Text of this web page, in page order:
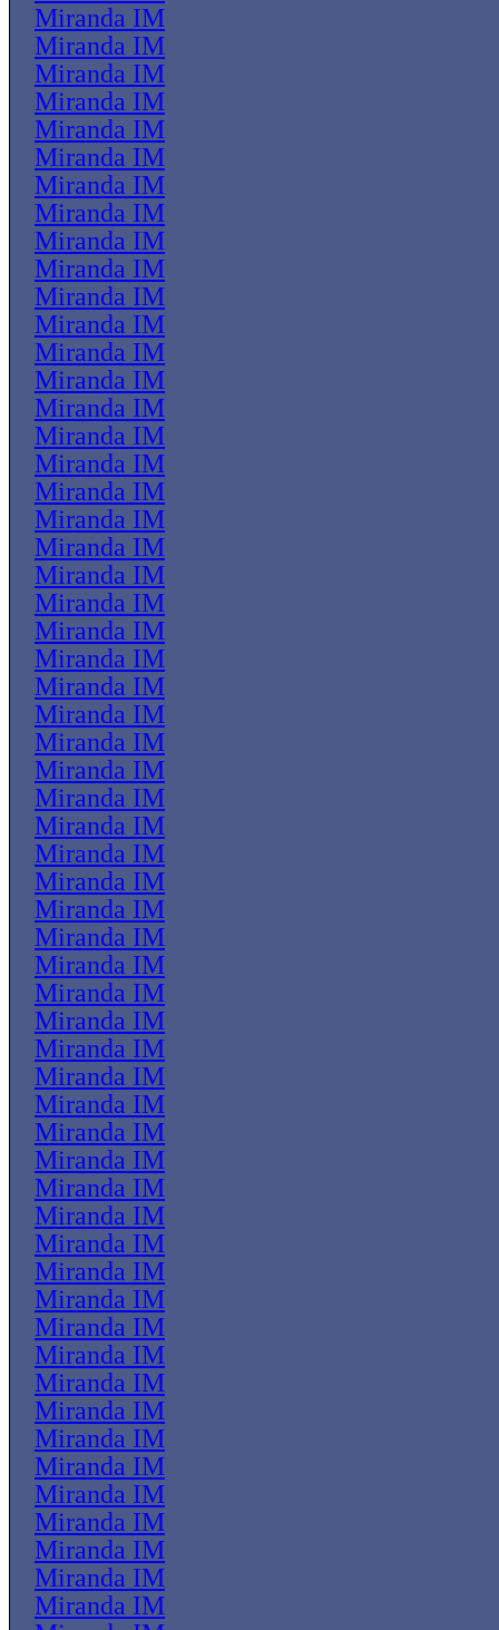
Miranda IM
Miranda IM
Miranda IM
Miranda IM
Miranda IM
Miranda IM
Miranda IM
Miranda IM
Miranda IM
Miranda IM
Miranda IM
Miranda IM
Miranda IM
Miranda IM
Miranda IM
Miranda IM
Miranda IM
Miranda IM
Miranda IM
Miranda IM
Miranda IM
Miranda IM
Miranda IM
Miranda IM
Miranda IM
Miranda IM
Miranda IM
Miranda IM
Miranda IM
Miranda IM
Miranda IM
Miranda IM
Miranda IM
Miranda IM
Miranda IM
Miranda IM
Miranda IM
Miranda IM
Miranda IM
Miranda IM
Miranda IM
Miranda IM
Miranda IM
Miranda IM
Miranda IM
Miranda IM
Miranda IM
Miranda IM
Miranda IM
Miranda IM
Miranda IM
Miranda IM
Miranda IM
Miranda IM
Miranda IM
Miranda IM
Miranda IM
Miranda IM